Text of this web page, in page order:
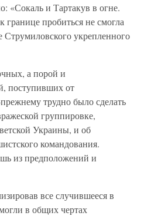
«Сокаль и Тартакув в огне.
границе пробиться не смогла
Струмиловского укрепленного
а порой и
поступивших от
трудно было сделать
группировке,
Украины, и об
командования.
из предположений и
все случившееся в
в общих чертах